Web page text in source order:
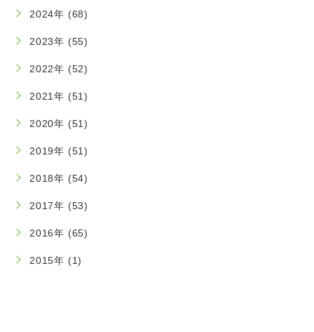
2024年 (68)
2023年 (55)
2022年 (52)
2021年 (51)
2020年 (51)
2019年 (51)
2018年 (54)
2017年 (53)
2016年 (65)
2015年 (1)